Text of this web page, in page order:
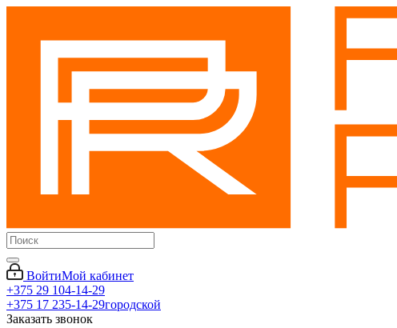
ВойтиМой кабинет
+375 29 104-14-29
+375 17 235-14-29городской
Заказать звонок